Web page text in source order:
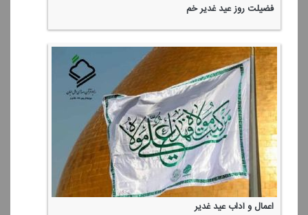
فضیلت روز عید غدیر خم
اعمال و آداب عید غدیر